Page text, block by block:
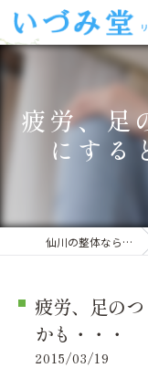
疲労、
にする
仙川の整体ならいづみ堂整体院
疲労、足の
かも・・・
2015/03/19